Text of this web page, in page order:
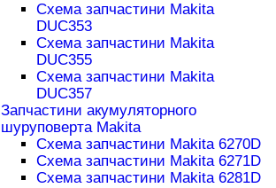
Схема запчастини Makita
DUC353
Схема запчастини Makita
DUC355
Схема запчастини Makita
DUC357
Запчастини акумуляторного
шуруповерта Makita
Схема запчастини Makita 6270D
Схема запчастини Makita 6271D
Схема запчастини Makita 6281D